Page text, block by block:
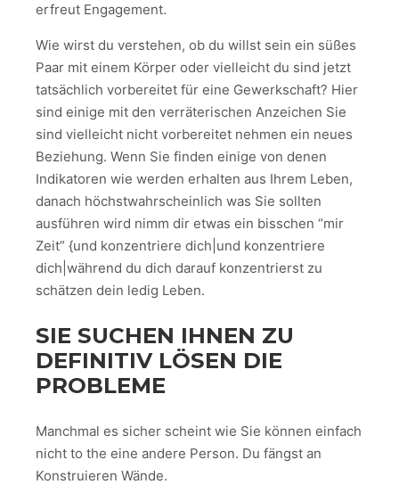
erfreut Engagement.
Wie wirst du verstehen, ob du willst sein ein süßes
Paar mit einem Körper oder vielleicht du sind jetzt
tatsächlich vorbereitet für eine Gewerkschaft? Hier
sind einige mit den verräterischen Anzeichen Sie
sind vielleicht nicht vorbereitet nehmen ein neues
Beziehung. Wenn Sie finden einige von denen
Indikatoren wie werden erhalten aus Ihrem Leben,
danach höchstwahrscheinlich was Sie sollten
ausführen wird nimm dir etwas ein bisschen “mir
Zeit” {und konzentriere dich|und konzentriere
dich|während du dich darauf konzentrierst zu
schätzen dein ledig Leben.
SIE SUCHEN IHNEN ZU
DEFINITIV LÖSEN DIE
PROBLEME
Manchmal es sicher scheint wie Sie können einfach
nicht to the eine andere Person. Du fängst an
Konstruieren Wände.